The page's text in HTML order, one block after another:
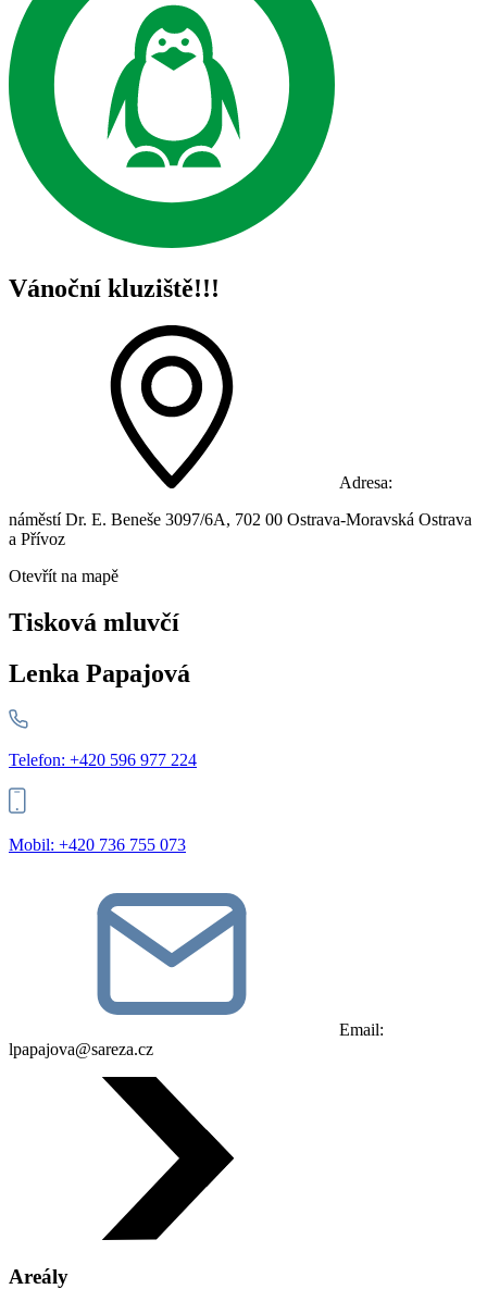
Vánoční kluziště!!!
Adresa:
náměstí Dr. E. Beneše 3097/6A, 702 00 Ostrava-Moravská Ostrava
a Přívoz
Otevřít na mapě
Tisková mluvčí
Lenka Papajová
Telefon: +420 596 977 224
Mobil: +420 736 755 073
lpapajova@sareza.cz
Areály